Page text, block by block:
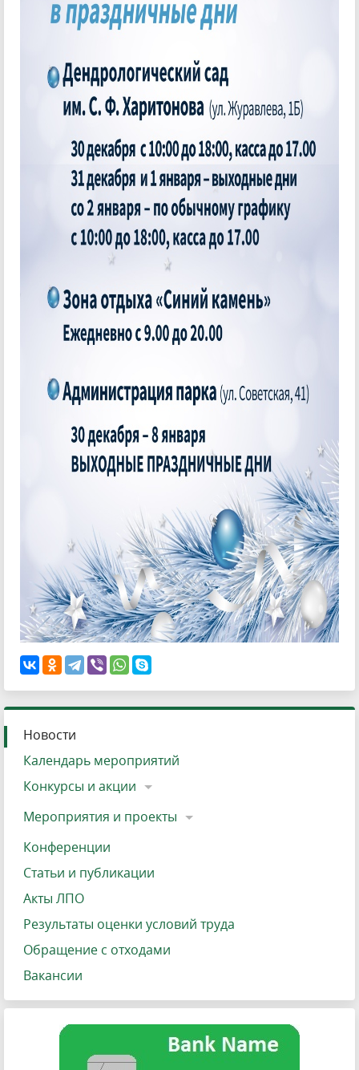
Новости
Календарь мероприятий
Конкурсы и акции
Мероприятия и проекты
Конференции
Статьи и публикации
Акты ЛПО
Результаты оценки условий труда
Обращение с отходами
Вакансии